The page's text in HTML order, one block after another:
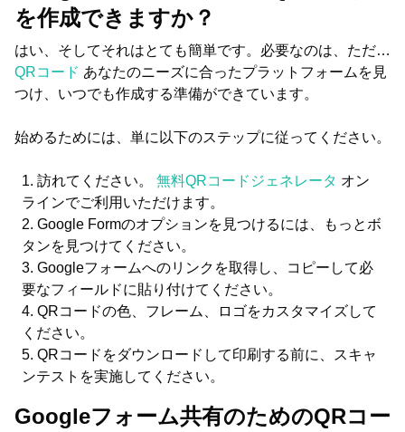
を作成できますか？
はい、そしてそれはとても簡単です。必要なのは、ただ…
QRコード あなたのニーズに合ったプラットフォームを見
つけ、いつでも作成する準備ができています。
始めるためには、単に以下のステップに従ってください。
訪れてください。 無料QRコードジェネレータ オン
ラインでご利用いただけます。
Google Formのオプションを見つけるには、もっとボ
タンを見つけてください。
Googleフォームへのリンクを取得し、コピーして必
要なフィールドに貼り付けてください。
QRコードの色、フレーム、ロゴをカスタマイズして
ください。
QRコードをダウンロードして印刷する前に、スキャ
ンテストを実施してください。
Googleフォーム共有のためのQRコー